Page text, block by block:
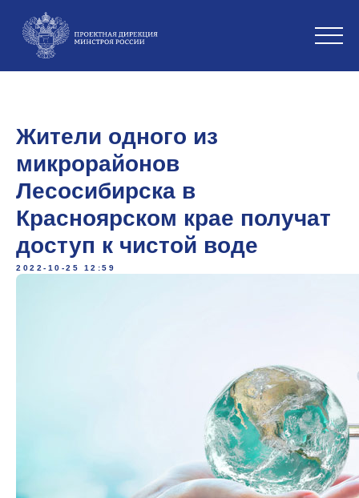
Жители одного из
микрорайонов
Лесосибирска в
Красноярском крае получат
доступ к чистой воде
2022-10-25 12:59